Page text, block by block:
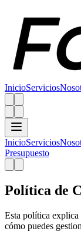
InicioServicios
InicioServicios
Presupuesto
Política de
Esta política explica
cómo puedes